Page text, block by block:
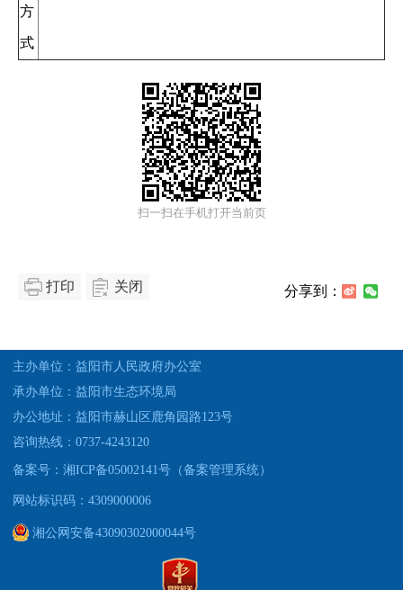
方
式
扫一扫在手机打开当前页
打印 关闭 分享到：
主办单位：益阳市人民政府办公室
承办单位：益阳市生态环境局
办公地址：益阳市赫山区鹿角园路123号
咨询热线：0737-4243120
备案号：湘ICP备05002141号（备案管理系统）
网站标识码：4309000006
湘公网安备43090302000044号